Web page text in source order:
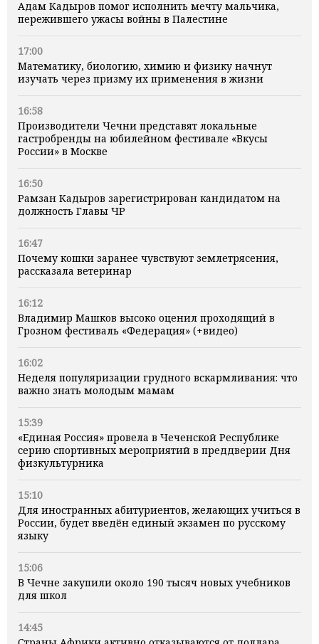
Адам Кадыров помог исполнить мечту мальчика,
пережившего ужасы войны в Палестине
17:00
Математику, биологию, химию и физику начнут
изучать через призму их применения в жизни
16:58
Производители Чечни представят локальные
гастробренды на юбилейном фестивале «Вкусы
России» в Москве
16:50
Рамзан Кадыров зарегистрирован кандидатом на
должность Главы ЧР
16:47
Почему кошки заранее чувствуют землетрясения,
рассказала ветеринар
16:12
Владимир Машков высоко оценил проходящий в
Грозном фестиваль «Федерация» (+видео)
16:02
Неделя популяризации грудного вскармливания: что
важно знать молодым мамам
15:39
«Единая Россия» провела в Чеченской Республике
серию спортивных мероприятий в преддверии Дня
физкультурника
15:10
Для иностранных абитуриентов, желающих учиться в
России, будет введён единый экзамен по русскому
языку
15:06
В Чечне закупили около 190 тысяч новых учебников
для школ
14:45